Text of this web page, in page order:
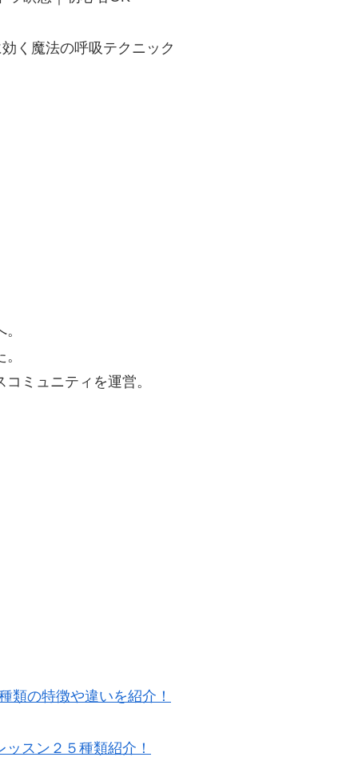
く魔法の呼吸テクニック
ミュニティを運営。
類の特徴や違いを紹介！
スン２５種類紹介！